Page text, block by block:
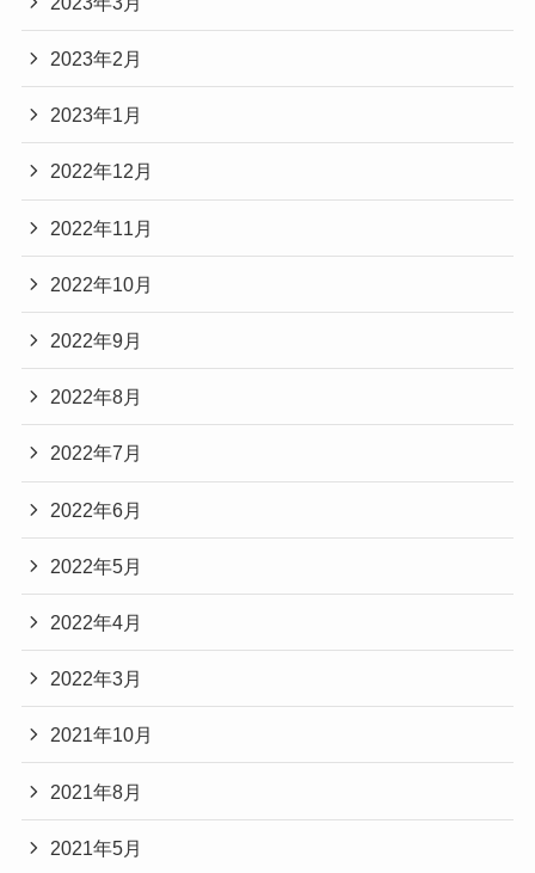
2023年2月
2023年1月
2022年12月
2022年11月
2022年10月
2022年9月
2022年8月
2022年7月
2022年6月
2022年5月
2022年4月
2022年3月
2021年10月
2021年8月
2021年5月